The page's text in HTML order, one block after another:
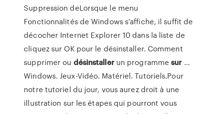
Suppression deLorsque le menu
Fonctionnalités de Windows s’affiche, il suffit de
décocher Internet Explorer 10 dans la liste de
cliquez sur OK pour le désinstaller. Comment
supprimer ou désinstallerun programmesur …
Windows. Jeux-Vidéo. Matériel. Tutoriels.Pour
notre tutoriel du jour, vous aurez droit à une
illustration sur les étapes qui pourront vous